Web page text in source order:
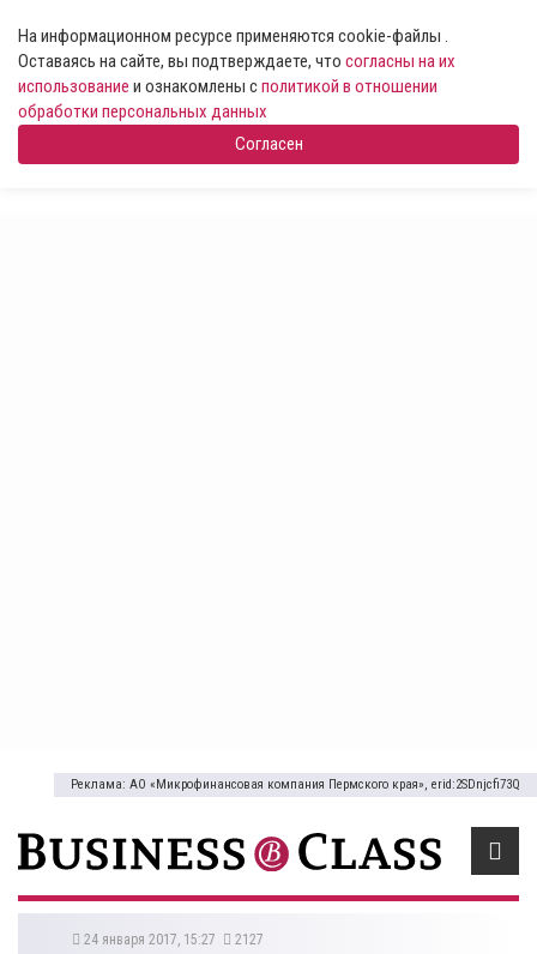
На информационном ресурсе применяются cookie-файлы .
Оставаясь на сайте, вы подтверждаете, что согласны на их
использование и ознакомлены сполитикой в отношении
обработки персональных данных
Согласен
Реклама: АО «Микрофинансовая компания Пермского края», erid:2SDnjcfi73Q
24 января 2017, 15:27 2127